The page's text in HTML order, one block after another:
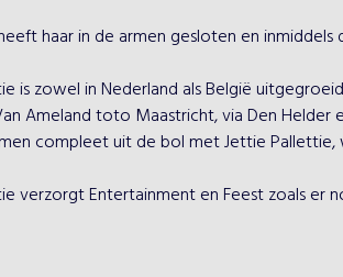
haar in de armen gesloten en
is zowel in Nederland als België
Ameland toto Maastricht, via Den
compleet uit de bol met Jettie Pallettie,
verzorgt Entertainment en Feest zoals er